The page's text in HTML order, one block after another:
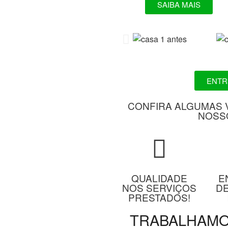
SAIBA MAIS
CONFIRA ALGUMAS
QUALIDADE
NOS SERVIÇOS
PRESTADOS!